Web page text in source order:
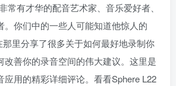
常有才华的配音艺术家、音乐爱好者、
。你们中的一些人可能知道他惊人的
那里分享了很多关于如何最好地录制你
改善你的录音空间的伟大建议。这里是
应用的精彩详细评论。看看Sphere L22